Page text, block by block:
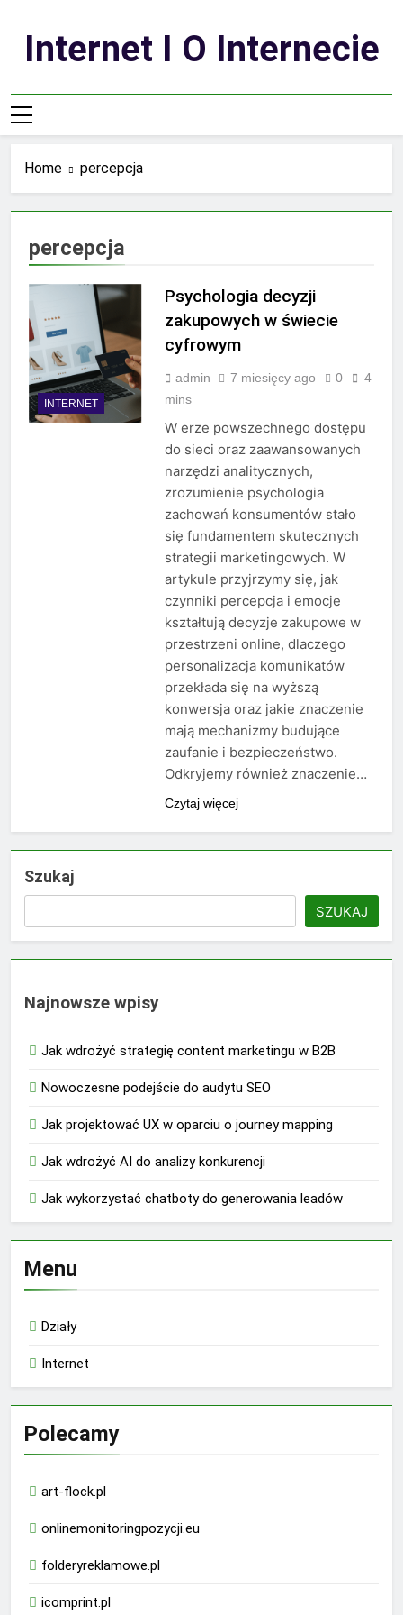
contentInternet I O Internecie
Home percepcja
percepcja
INTERNET
Psychologia decyzji
zakupowych w świecie
cyfrowym
admin 7 miesięcy ago 0
4
mins
W erze powszechnego dostępu
do sieci oraz zaawansowanych
narzędzi analitycznych,
zrozumienie psychologia
zachowań konsumentów stało
się fundamentem skutecznych
strategii marketingowych. W
artykule przyjrzymy się, jak
czynniki percepcja i emocje
kształtują decyzje zakupowe w
przestrzeni online, dlaczego
personalizacja komunikatów
przekłada się na wyższą
konwersja oraz jakie znaczenie
mają mechanizmy budujące
zaufanie i bezpieczeństwo.
Odkryjemy również znaczenie…
Czytaj więcej
Szukaj
SZUKAJ
Najnowsze wpisy
Jak wdrożyć strategię content marketingu w B2B
Nowoczesne podejście do audytu SEO
Jak projektować UX w oparciu o journey mapping
Jak wdrożyć AI do analizy konkurencji
Jak wykorzystać chatboty do generowania leadów
Menu
Działy
Internet
Polecamy
art-flock.pl
onlinemonitoringpozycji.eu
folderyreklamowe.pl
icomprint.pl